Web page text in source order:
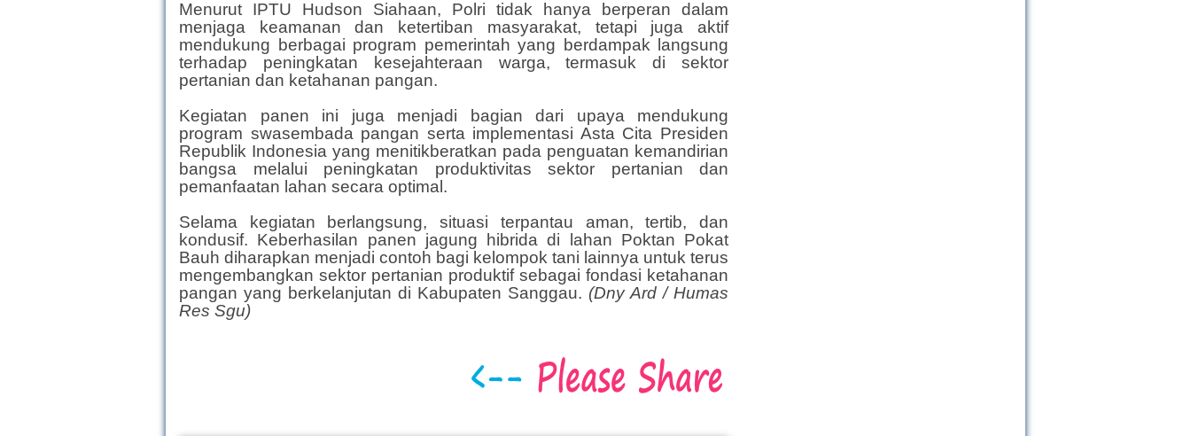
Menurut IPTU Hudson Siahaan, Polri tidak hanya berperan dalam
menjaga keamanan dan ketertiban masyarakat, tetapi juga aktif
mendukung berbagai program pemerintah yang berdampak langsung
terhadap peningkatan kesejahteraan warga, termasuk di sektor
pertanian dan ketahanan pangan.
Kegiatan panen ini juga menjadi bagian dari upaya mendukung
program swasembada pangan serta implementasi Asta Cita Presiden
Republik Indonesia yang menitikberatkan pada penguatan kemandirian
bangsa melalui peningkatan produktivitas sektor pertanian dan
pemanfaatan lahan secara optimal.
Selama kegiatan berlangsung, situasi terpantau aman, tertib, dan
kondusif. Keberhasilan panen jagung hibrida di lahan Poktan Pokat
Bauh diharapkan menjadi contoh bagi kelompok tani lainnya untuk terus
mengembangkan sektor pertanian produktif sebagai fondasi ketahanan
pangan yang berkelanjutan di Kabupaten Sanggau. (Dny Ard / Humas
Res Sgu)